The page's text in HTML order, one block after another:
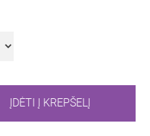
ĮDĖTI Į KREPŠELĮ